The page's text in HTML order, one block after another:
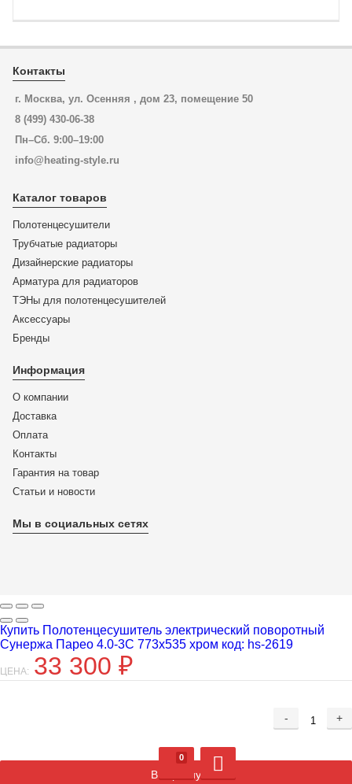
Контакты
г. Москва, ул. Осенняя , дом 23, помещение 50
8 (499) 430-06-38
Пн–Сб. 9:00–19:00
info@heating-style.ru
Каталог товаров
Полотенцесушители
Трубчатые радиаторы
Дизайнерские радиаторы
Арматура для радиаторов
ТЭНы для полотенцесушителей
Аксессуары
Бренды
Информация
О компании
Доставка
Оплата
Контакты
Гарантия на товар
Статьи и новости
Мы в социальных сетях
Купить Полотенцесушитель электрический поворотный
Сунержа Парео 4.0-3С 773х535 хром код: hs-2619
ЦЕНА: 33 300 ₽
- +
Добавляется...
В корзину
Добавлен
0